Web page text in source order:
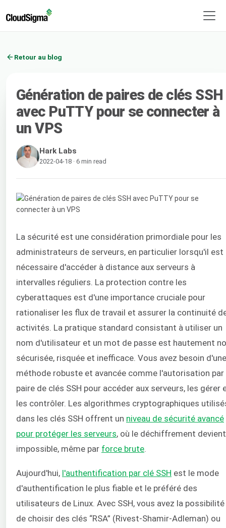
Retour au blog
Génération de paires de clés SSH
avec PuTTY pour se connecter à
un VPS
Hark Labs
2022-04-18 · 6 min read
La sécurité est une considération primordiale pour les
administrateurs de serveurs, en particulier lorsqu'il est
nécessaire d'accéder à distance aux serveurs à
intervalles réguliers. La protection contre les
cyberattaques est d'une importance cruciale pour
rationaliser les flux de travail et assurer la continuité
activités. La pratique standard consistant à utiliser un
nom d'utilisateur et un mot de passe est hautement
sécurisée, risquée et inefficace. Vous avez besoin d'une
méthode robuste et avancée comme l'autorisation par
paire de clés SSH pour accéder aux serveurs, les gérer
les contrôler. Les algorithmes cryptographiques
dans les clés SSH offrent un niveau de sécurité avancé
pour protéger les serveurs, où le déchiffrement devient
impossible, même par force brute
Aujourd'hui, l'authentification par clé SSH est le mode
d'authentification le plus fiable et le préféré des
utilisateurs de Linux. Avec SSH, vous avez la possibilité
de choisir des clés “RSA” (Rivest-Shamir-Adleman) ou